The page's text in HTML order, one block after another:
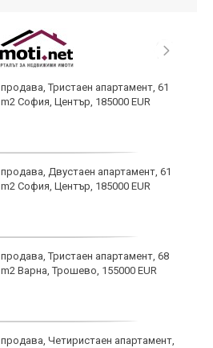
продава, Тристаен апартамент, 61
m2 София, Център, 185000 EUR
продава, Двустаен апартамент, 61
m2 София, Център, 185000 EUR
продава, Тристаен апартамент, 68
m2 Варна, Трошево, 155000 EUR
продава, Четиристаен апартамент,